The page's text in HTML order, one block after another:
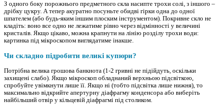
З одного боку порожнього предметного скла насипте трохи солі, з іншого –
дрібку цукру. А тепер акуратно посуньте обидві гірки одна до одної
шпателем (або будь-яким іншим плоским інструментом). Покривне скло не
кладіть: воно все одно не лежатиме рівно через відмінності у величині
кристалів. Якщо цікаво, можна крапнути на лінію розділу трохи води:
картинка під мікроскопом виглядатиме інакше.
Чи складно підробити великі купюри?
Потрібна велика грошова банкнота (1-2 гривні не підійдуть, оскільки
захищені слабо). Якщо мікроскоп обладнаний верхньою підсвіткою,
спробуйте увімкнути лише її. Якщо ні (тобто підсвітка лише нижня), то
максимально відкрийте апертурну діафрагму конденсора або виберіть
найбільший отвір у кільцевій діафрагмі під столиком.